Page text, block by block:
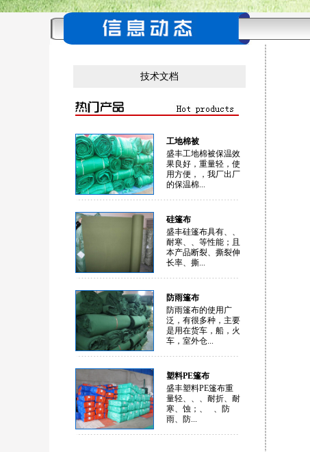
技术文档
工地棉被
盛丰工地棉被保温效
果良好，重量轻，使
用方便，，我厂出厂
的保温棉...
硅篷布
盛丰硅篷布具有、、
耐寒、、等性能；且
本产品断裂、撕裂伸
长率、撕...
防雨篷布
防雨篷布的使用广
泛，有很多种，主要
是用在货车，船，火
车，室外仓...
塑料PE篷布
盛丰塑料PE篷布重
量轻、、、耐折、耐
寒、蚀；、 、防
雨、防...